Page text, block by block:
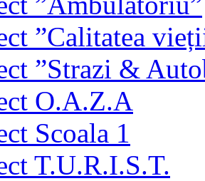
”Calitatea
”Strazi &
O.A.Z.A
Scoala 1
T.U.R.I.S.T.